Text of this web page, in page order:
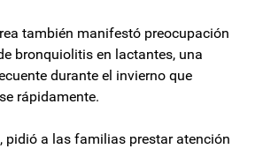
también manifestó preocupación
bronquiolitis en lactantes, una
durante el invierno que
rápidamente.
pidió a las familias prestar atención